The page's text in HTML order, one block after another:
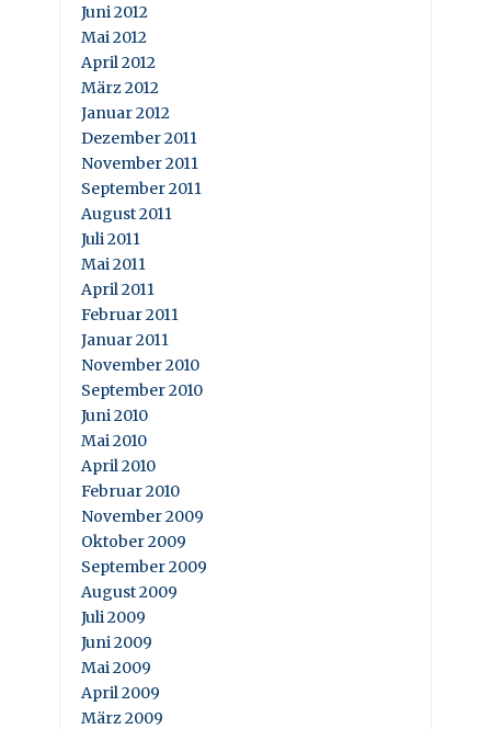
Juni 2012
Mai 2012
April 2012
März 2012
Januar 2012
Dezember 2011
November 2011
September 2011
August 2011
Juli 2011
Mai 2011
April 2011
Februar 2011
Januar 2011
November 2010
September 2010
Juni 2010
Mai 2010
April 2010
Februar 2010
November 2009
Oktober 2009
September 2009
August 2009
Juli 2009
Juni 2009
Mai 2009
April 2009
März 2009